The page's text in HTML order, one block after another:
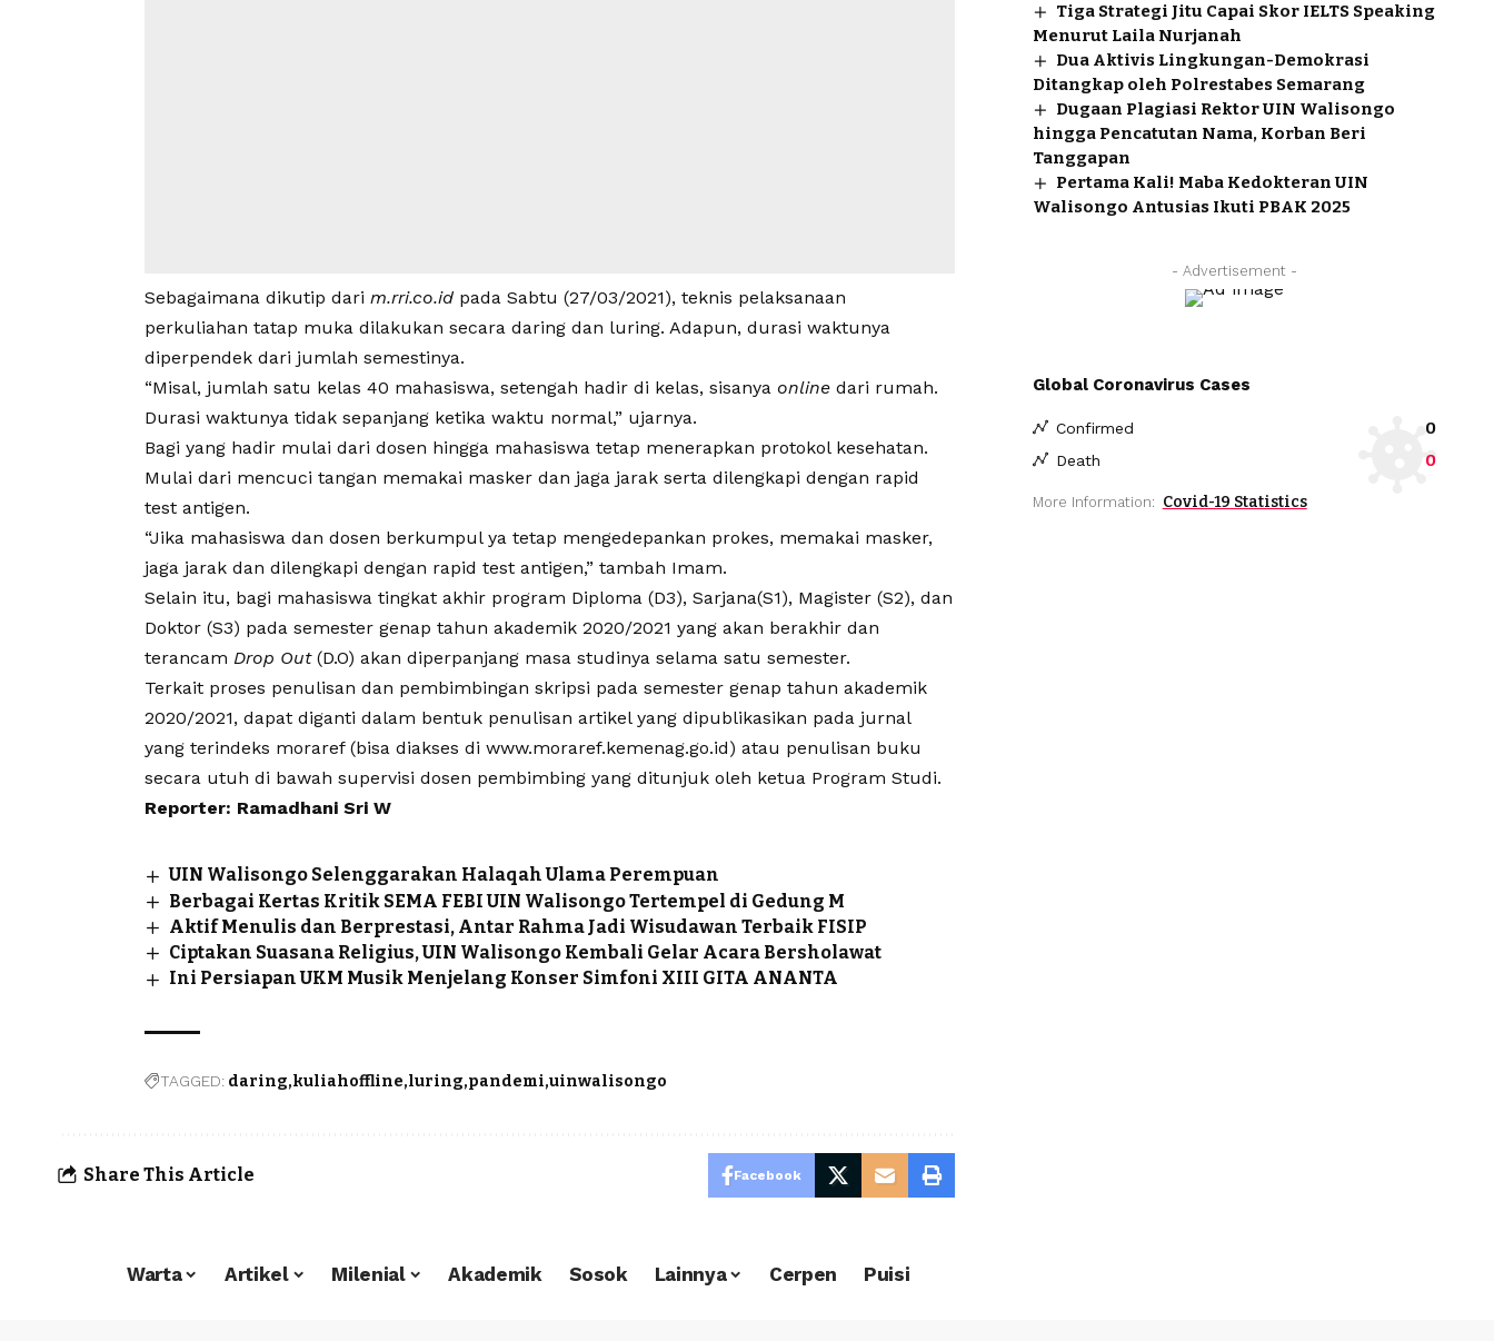
Sebagaimana dikutip dari m.rri.co.id pada Sabtu (27/03/2021), teknis pelaksanaan
perkuliahan tatap muka dilakukan secara daring dan luring. Adapun, durasi waktunya
diperpendek dari jumlah semestinya.
“Misal, jumlah satu kelas 40 mahasiswa, setengah hadir di kelas, sisanya online dari rumah.
Durasi waktunya tidak sepanjang ketika waktu normal,” ujarnya.
Bagi yang hadir mulai dari dosen hingga mahasiswa tetap menerapkan protokol kesehatan.
Mulai dari mencuci tangan memakai masker dan jaga jarak serta dilengkapi dengan rapid
test antigen.
“Jika mahasiswa dan dosen berkumpul ya tetap mengedepankan prokes, memakai masker,
jaga jarak dan dilengkapi dengan rapid test antigen,” tambah Imam.
Selain itu, bagi mahasiswa tingkat akhir program Diploma (D3), Sarjana(S1), Magister (S2), dan
Doktor (S3) pada semester genap tahun akademik 2020/2021 yang akan berakhir dan
terancam Drop Out(D.O) akan diperpanjang masa studinya selama satu semester.
Terkait proses penulisan dan pembimbingan skripsi pada semester genap tahun akademik
2020/2021, dapat diganti dalam bentuk penulisan artikel yang dipublikasikan pada jurnal
yang terindeks moraref (bisa diakses di www.moraref.kemenag.go.id) atau penulisan buku
secara utuh di bawah supervisi dosen pembimbing yang ditunjuk oleh ketua Program Studi.
Reporter: Ramadhani Sri W
UIN Walisongo Selenggarakan Halaqah Ulama Perempuan
Berbagai Kertas Kritik SEMA FEBI UIN Walisongo Tertempel di Gedung M
Aktif Menulis dan Berprestasi, Antar Rahma Jadi Wisudawan Terbaik FISIP
Ciptakan Suasana Religius, UIN Walisongo Kembali Gelar Acara Bersholawat
Ini Persiapan UKM Musik Menjelang Konser Simfoni XIII GITA ANANTA
TAGGED: daring kuliahoffline luring pandemi uinwalisongo
Share This Article Facebook
Tiga Strategi Jitu Capai Skor IELTS Speaking
Menurut Laila Nurjanah
Dua Aktivis Lingkungan-Demokrasi
Ditangkap oleh Polrestabes Semarang
Dugaan Plagiasi Rektor UIN Walisongo
hingga Pencatutan Nama, Korban Beri
Tanggapan
Pertama Kali! Maba Kedokteran UIN
Walisongo Antusias Ikuti PBAK 2025
- Advertisement -
Global Coronavirus Cases
Confirmed 0
Death 0
More Information: Covid-19 Statistics
Warta Artikel Milenial Akademik Sosok Lainnya Cerpen Puisi